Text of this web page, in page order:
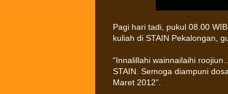
Pagi hari tadi, pukul 08.00
kuliah di STAIN Pekalongan,
“Innalillahi wainnailaihi
STAIN. Semoga diampuni
Maret 2012”.